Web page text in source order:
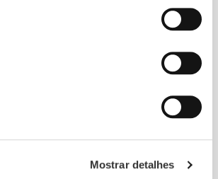
Mostrar detalhes